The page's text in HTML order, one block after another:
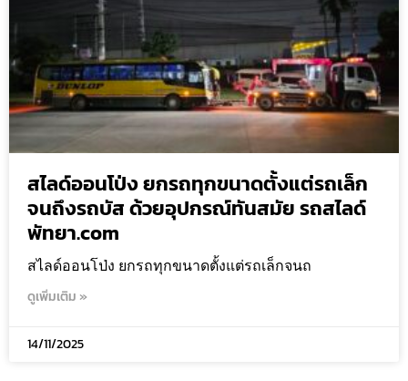
สไลด์ออนโป่ง ยกรถทุกขนาดตั้งแต่รถเล็ก
จนถึงรถบัส ด้วยอุปกรณ์ทันสมัย รถสไลด์
พัทยา.com
สไลด์ออนโป่ง ยกรถทุกขนาดตั้งแต่รถเล็กจนถ
ดูเพิ่มเติม »
14/11/2025